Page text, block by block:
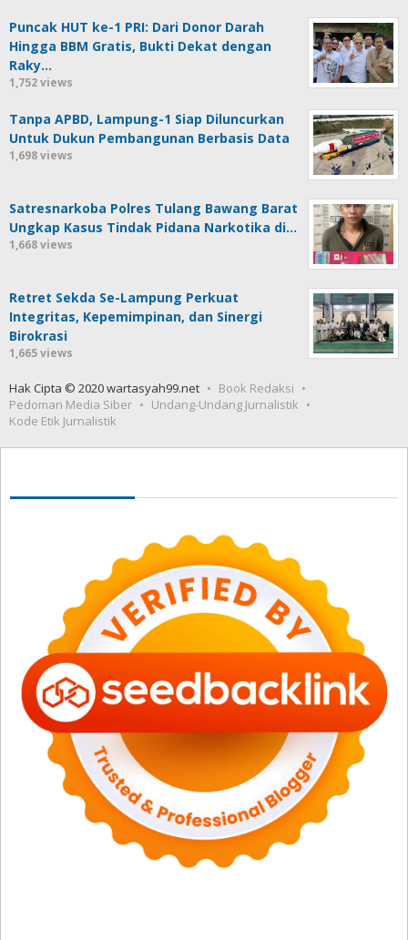
Puncak HUT ke-1 PRI: Dari Donor Darah
Hingga BBM Gratis, Bukti Dekat dengan
Raky…
1,752 views
Tanpa APBD, Lampung-1 Siap Diluncurkan
Untuk Dukun Pembangunan Berbasis Data
1,698 views
Satresnarkoba Polres Tulang Bawang Barat
Ungkap Kasus Tindak Pidana Narkotika di…
1,668 views
Retret Sekda Se-Lampung Perkuat
Integritas, Kepemimpinan, dan Sinergi
Birokrasi
1,665 views
Hak Cipta © 2020 wartasyah99.net
Book Redaksi
Pedoman Media Siber
Undang-Undang Jurnalistik
Kode Etik Jurnalistik